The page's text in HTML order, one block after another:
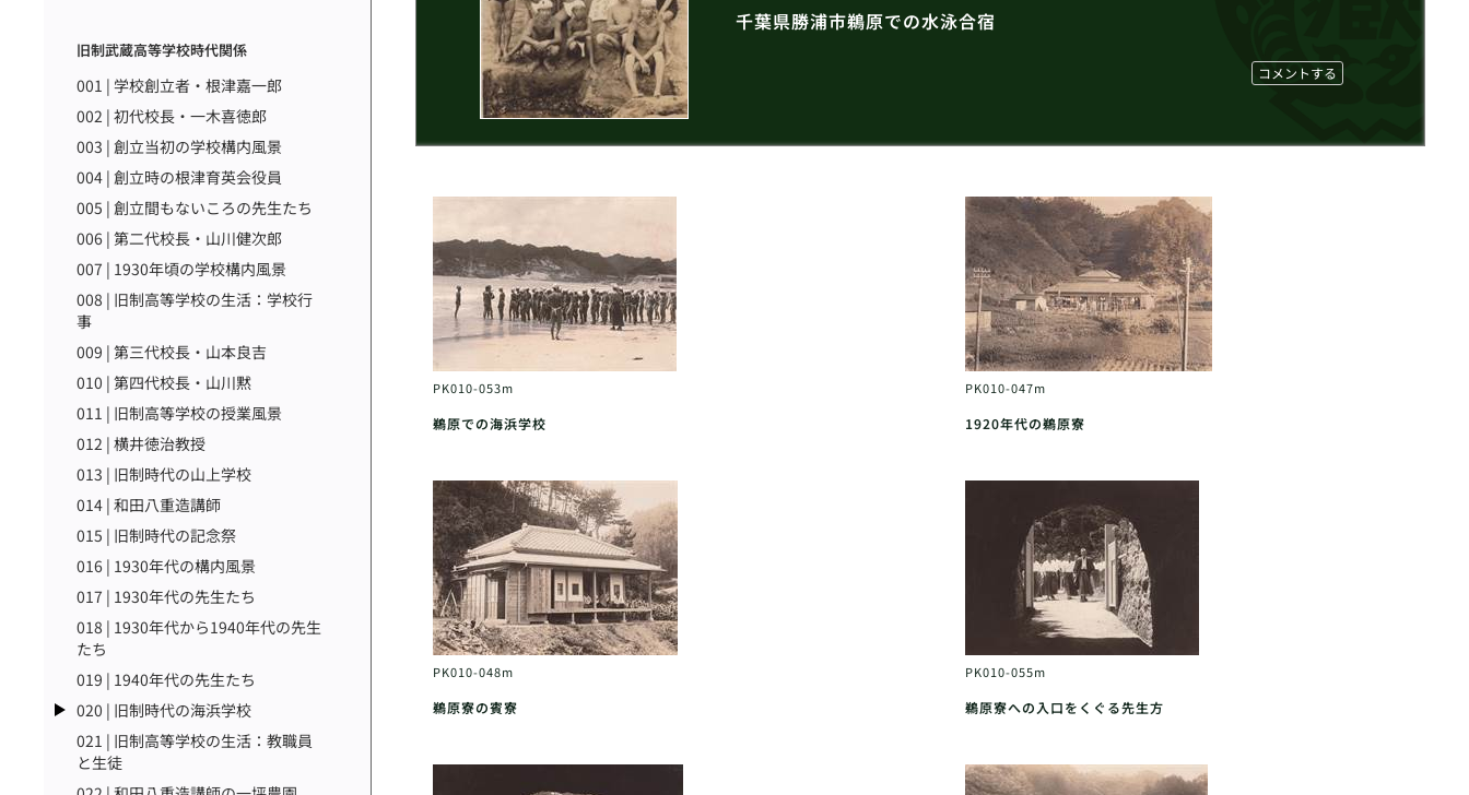
旧制武蔵高等学校時代関係
001 | 学校創立者・根津嘉一郎
002 | 初代校長・一木喜徳郎
003 | 創立当初の学校構内風景
004 | 創立時の根津育英会役員
005 | 創立間もないころの先生たち
006 | 第二代校長・山川健次郎
007 | 1930年頃の学校構内風景
008 | 旧制高等学校の生活：学校行
事
009 | 第三代校長・山本良吉
010 | 第四代校長・山川黙
011 | 旧制高等学校の授業風景
012 | 横井徳治教授
013 | 旧制時代の山上学校
014 | 和田八重造講師
015 | 旧制時代の記念祭
016 | 1930年代の構内風景
017 | 1930年代の先生たち
018 | 1930年代から1940年代の先生
たち
019 | 1940年代の先生たち
020 | 旧制時代の海浜学校
021 | 旧制高等学校の生活：教職員
と生徒
千葉県勝浦市鵜原での水泳合宿
コメントする
PK010-053m
鵜原での海浜学校
PK010-047m
1920年代の鵜原寮
PK010-048m
鵜原寮の賓寮
PK010-055m
鵜原寮への入口をくぐる先生方